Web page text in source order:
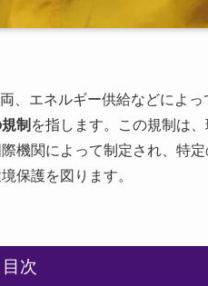
、エネルギー供給などによ
制を指します。この規制は
機関によって制定され、特
保護を図ります。
目次